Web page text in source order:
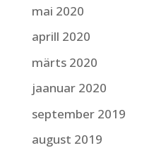
mai 2020
aprill 2020
märts 2020
jaanuar 2020
september 2019
august 2019